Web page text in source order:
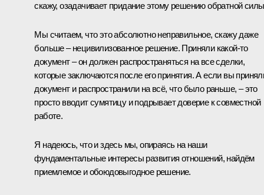
скажу, озадачивает придание этому решению обратной
Мы считаем, что это абсолютно неправильное, скажу даже
больше – нецивилизованное решение. Приняли какой‑то
документ – он должен распространяться на все сделки,
которые заключаются после его принятия. А если вы
документ и распространили на всё, что было раньше, – это
просто вводит сумятицу и подрывает доверие к совместной
работе.
Я надеюсь, что и здесь мы, опираясь на наши
фундаментальные интересы развития отношений, найдём
приемлемое и обоюдовыгодное решение.